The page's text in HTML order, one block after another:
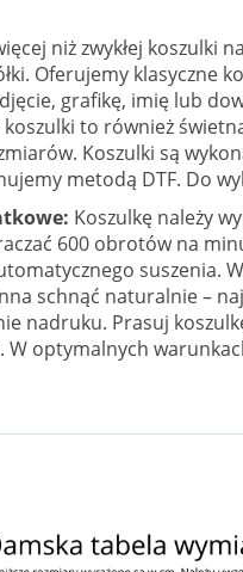
niż zwykłej koszulki
Oferujemy klasyczne
grafikę, imię lub
to również
Koszulki są
metodą DTF. Do
Koszulkę należy
600 obrotów na
suszenia.
schnąć naturalnie –
nadruku. Prasuj
W optymalnych